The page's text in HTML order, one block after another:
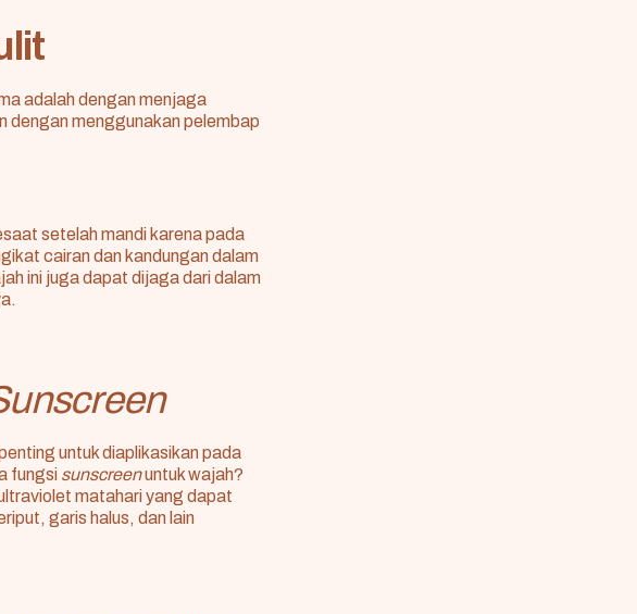
adalah dengan menjaga
dengan menggunakan pelembap
setelah mandi karena pada
cairan dan kandungan dalam
ini juga dapat dijaga dari dalam
untuk diaplikasikan pada
fungsi sunscreenuntuk wajah?
matahari yang dapat
garis halus, dan lain